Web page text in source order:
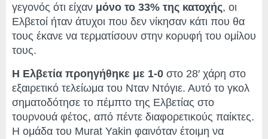
γεγονός ότι είχαν μόνο το 33% της κατοχής, οι
Ελβετοί ήταν άτυχοι που δεν νίκησαν κάτι που θα
τους έκανε να τερματίσουν στην κορυφή του ομίλου
τους.
Η Ελβετία προηγήθηκε με 1-0 στο 28′ χάρη στο
εξαιρετικό τελείωμα του Νταν Ντόγιε. Αυτό το γκολ
σηματοδότησε το πέμπτο της Ελβετίας στο
τουρνουά φέτος, από πέντε διαφορετικούς παίκτες.
Η ομάδα του Murat Yakin φαινόταν έτοιμη να